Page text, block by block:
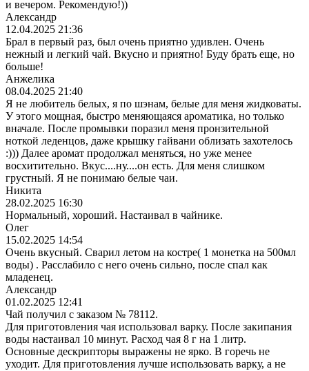
и вечером. Рекомендую!))
Александр
12.04.2025 21:36
Брал в первый раз, был очень приятно удивлен. Очень
нежный и легкий чай. Вкусно и приятно! Буду брать еще, но
больше!
Анжелика
08.04.2025 21:40
Я не любитель белых, я по шэнам, белые для меня жидковаты.
У этого мощная, быстро меняющаяся ароматика, но только
вначале. После промывки поразил меня пронзительной
ноткой леденцов, даже крышку гайвани облизать захотелось
:))) Далее аромат продолжал меняться, но уже менее
восхитительно. Вкус....ну....он есть. Для меня слишком
грустный. Я не понимаю белые чаи.
Никита
28.02.2025 16:30
Нормальный, хороший. Настаивал в чайнике.
Олег
15.02.2025 14:54
Очень вкусный. Сварил летом на костре( 1 монетка на 500мл
воды) . Расслабило с него очень сильно, после спал как
младенец.
Александр
01.02.2025 12:41
Чай получил с заказом № 78112.
Для приготовления чая использовал варку. После закипания
воды настаивал 10 минут. Расход чая 8 г на 1 литр.
Основные дескрипторы выражены не ярко. В горечь не
уходит. Для приготовления лучше использовать варку, а не